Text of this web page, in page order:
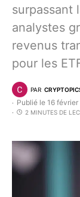
surpassant
analystes
revenus
pour les
PAR
Publié le 16
2 MINUTES DE